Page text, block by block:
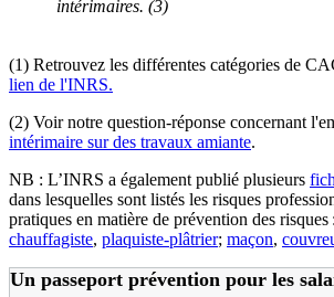
intérimaires. (3)
(1) Retrouvez les différentes catégories de
lien de l'INRS.
(2) Voir notre question-réponse concernant
intérimaire sur des travaux amiante.
NB : L’INRS a également publié plusieurs
dans lesquelles sont listés les risques
pratiques en matière de prévention des risques :
chauffagiste, plaquiste-plâtrier; maçon,
Un passeport prévention pour les